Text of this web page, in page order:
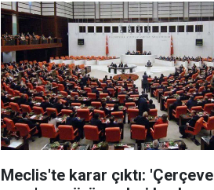
Meclis'te karar çıktı: 'Çerçeve